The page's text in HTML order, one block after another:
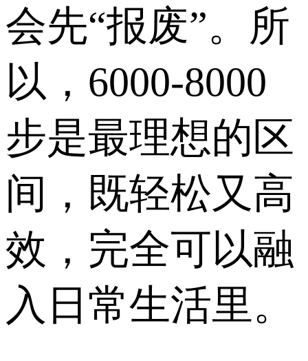
会先“报废”。所
以，6000-8000
步是最理想的区
间，既轻松又高
效，完全可以融
入日常生活里。